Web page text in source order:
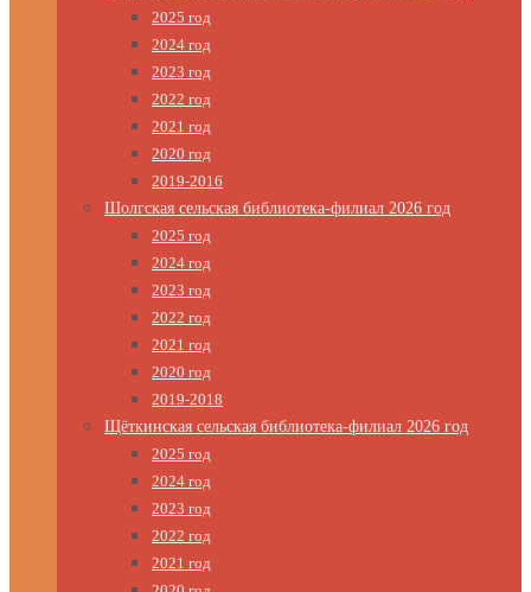
2025 год
2024 год
2023 год
2022 год
2021 год
2020 год
2019-2016
Шолгская сельская библиотека-филиал 2026 год
2025 год
2024 год
2023 год
2022 год
2021 год
2020 год
2019-2018
Щёткинская сельская библиотека-филиал 2026 год
2025 год
2024 год
2023 год
2022 год
2021 год